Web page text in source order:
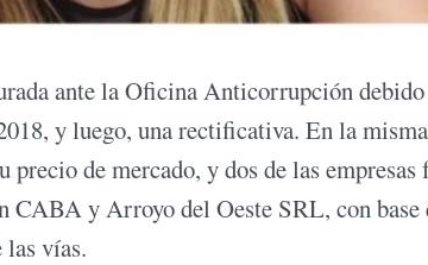
ante la Oficina Anticorrupción
y luego, una rectificativa. En la
de mercado, y dos de las empresas
y Arroyo del Oeste SRL, con base
las vías.